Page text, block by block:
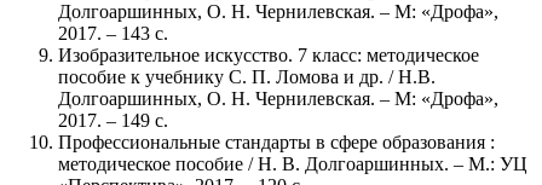
Долгоаршинных, О. Н. Чернилевская. – М: «Дрофа»,
2017. – 143 с.
Изобразительное искусство. 7 класс: методическое
пособие к учебнику С. П. Ломова и др. / Н.В.
Долгоаршинных, О. Н. Чернилевская. – М: «Дрофа»,
2017. – 149 с.
Профессиональные стандарты в сфере образования :
методическое пособие / Н. В. Долгоаршинных. – М.: УЦ